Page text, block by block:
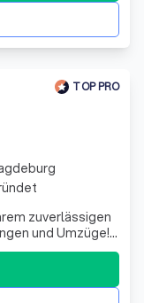
TOP PRO
zuverlässigen
und Umzüge!
und unser
und
Team